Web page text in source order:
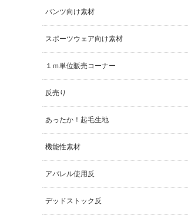
パンツ向け素材
スポーツウェア向け素材
１ｍ単位販売コーナー
反売り
あったか！起毛生地
機能性素材
アパレル使用反
デッドストック反